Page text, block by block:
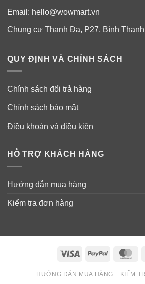
Email: hello@wowmart.vn
Chung cư Thanh Đa, P27, Bình
QUY ĐỊNH VÀ CHÍNH SÁCH
Chính sách đổi trả hàng
Chính sách bảo mật
Điều khoản và điều kiện
HỖ TRỢ KHÁCH HÀNG
Hướng dẫn mua hàng
Kiểm tra đơn hàng
Visa PayPal
HƯỚNG DẪN MUA HÀNG KIỂM